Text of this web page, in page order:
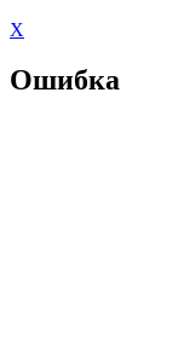
X
Ошибка